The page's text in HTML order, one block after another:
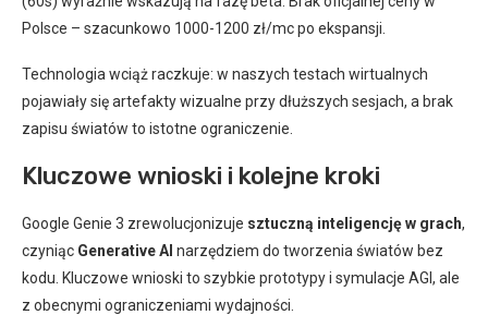
Polsce – szacunkowo 1000-1200 zł/mc po ekspansji.
Technologia wciąż raczkuje: w naszych testach wirtualnych
pojawiały się artefakty wizualne przy dłuższych sesjach, a brak
zapisu światów to istotne ograniczenie.
Kluczowe wnioski i kolejne kroki
Google Genie 3 zrewolucjonizuje sztuczną inteligencję w grach,
czyniąc Generative AI narzędziem do tworzenia światów bez
kodu. Kluczowe wnioski to szybkie prototypy i symulacje AGI, ale
z obecnymi ograniczeniami wydajności.